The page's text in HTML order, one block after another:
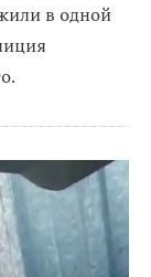
в одной